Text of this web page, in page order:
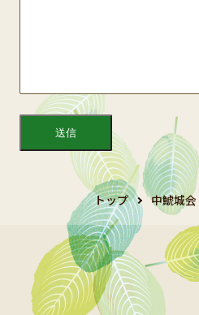
トップ 中鯱城会